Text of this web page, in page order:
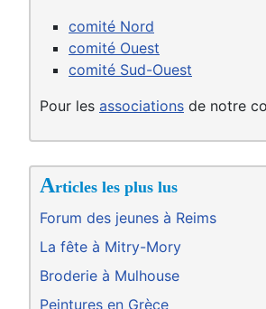
comité Nord
comité Ouest
comité Sud-Ouest
Pour les associations de notre
Articles les plus lus
Forum des jeunes à Reims
La fête à Mitry-Mory
Broderie à Mulhouse
Peintures en Grèce